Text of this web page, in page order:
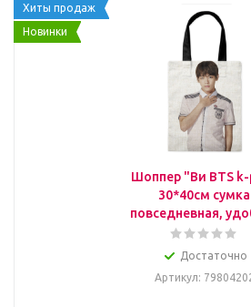
Хиты продаж
Новинки
Шоппер "Ви BTS
30*40см сумка
повседневная,
Достаточно
Артикул: